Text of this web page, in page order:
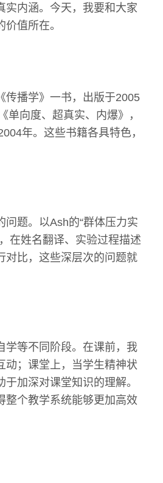
实内涵。今天，我要和大家
值所在。
传播学》一书，出版于2005
向度、超真实、内爆》，
年。这些书籍各具特色，
题。以Ash的“群体压力实
在姓名翻译、实验过程描述
对比，这些深层次的问题就
学等不同阶段。在课前，我
动；课堂上，当学生精神状
加深对课堂知识的理解。
整个教学系统能够更加高效